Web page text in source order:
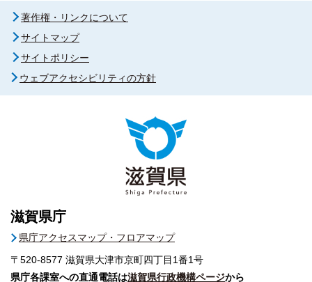
著作権・リンクについて
サイトマップ
サイトポリシー
ウェブアクセシビリティの方針
滋賀県庁
県庁アクセスマップ・フロアマップ
〒520-8577 滋賀県大津市京町四丁目1番1号
県庁各課室への直通電話は滋賀県行政機構ページから